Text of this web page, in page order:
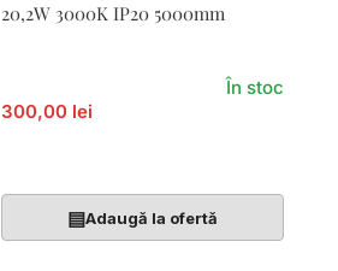
20,2W 3000K IP20 5000mm
300,00 lei
În stoc
▤Adaugă la ofertă